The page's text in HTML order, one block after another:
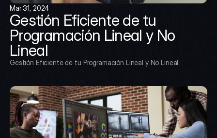
Mar 31, 2024
Gestión Eficiente de tu
Programación Lineal y No
Lineal
Gestión Eficiente de tu Programación Lineal y No Lineal